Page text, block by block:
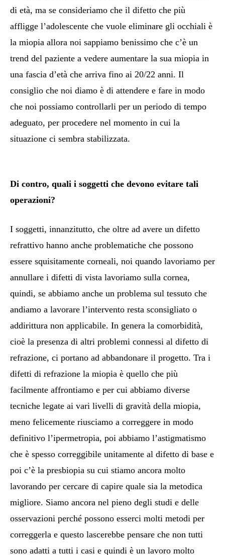
di età, ma se consideriamo che il difetto che più
affligge l’adolescente che vuole eliminare gli occhiali è
la miopia allora noi sappiamo benissimo che c’è un
trend del paziente a vedere aumentare la sua miopia in
una fascia d’età che arriva fino ai 20/22 anni. Il
consiglio che noi diamo è di attendere e fare in modo
che noi possiamo controllarli per un periodo di tempo
adeguato, per procedere nel momento in cui la
situazione ci sembra stabilizzata.
Di contro, quali i soggetti che devono evitare tali
operazioni?
I soggetti, innanzitutto, che oltre ad avere un difetto
refrattivo hanno anche problematiche che possono
essere squisitamente corneali, noi quando lavoriamo per
annullare i difetti di vista lavoriamo sulla cornea,
quindi, se abbiamo anche un problema sul tessuto che
andiamo a lavorare l’intervento resta sconsigliato o
addirittura non applicabile. In genera la comorbidità,
cioè la presenza di altri problemi connessi al difetto di
refrazione, ci portano ad abbandonare il progetto. Tra i
difetti di refrazione la miopia è quello che più
facilmente affrontiamo e per cui abbiamo diverse
tecniche legate ai vari livelli di gravità della miopia,
meno felicemente riusciamo a correggere in modo
definitivo l’ipermetropia, poi abbiamo l’astigmatismo
che è spesso correggibile unitamente al difetto di base e
poi c’è la presbiopia su cui stiamo ancora molto
lavorando per cercare di capire quale sia la metodica
migliore. Siamo ancora nel pieno degli studi e delle
osservazioni perché possono esserci molti metodi per
correggerla e questo lascerebbe pensare che non tutti
sono adatti a tutti i casi e quindi è un lavoro molto